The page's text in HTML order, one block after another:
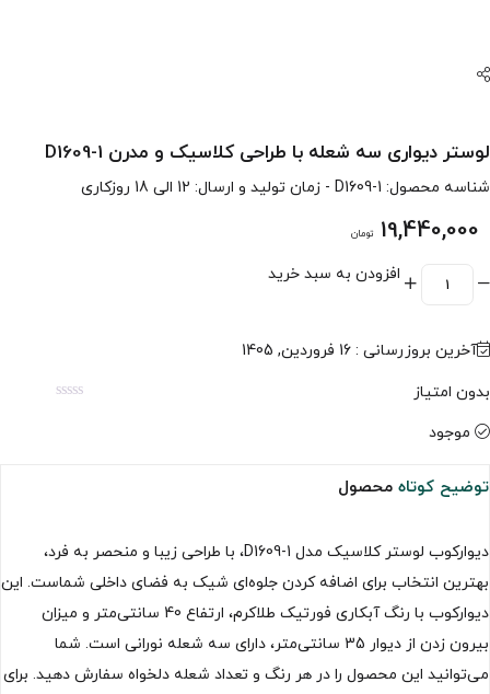
لوستر دیواری سه شعله با طراحی کلاسیک و مدرن D1609-1
شناسه محصول: D1609-1 - زمان تولید و ارسال: 12 الی 18 روزکاری
19,440,000 تومان
افزودن به سبد خرید
آخرین بروزرسانی : 16 فروردین, 1405
بدون امتیاز
موجود
توضیح کوتاه محصول
دیوارکوب لوستر کلاسیک مدل D1609-1، با طراحی زیبا و منحصر به فرد،
بهترین انتخاب برای اضافه کردن جلوه‌ای شیک به فضای داخلی شماست. این
دیوارکوب با رنگ آبکاری فورتیک طلاکرم، ارتفاع 40 سانتی‌متر و میزان
بیرون زدن از دیوار 35 سانتی‌متر، دارای سه شعله نورانی است. شما
می‌توانید این محصول را در هر رنگ و تعداد شعله دلخواه سفارش دهید. برای